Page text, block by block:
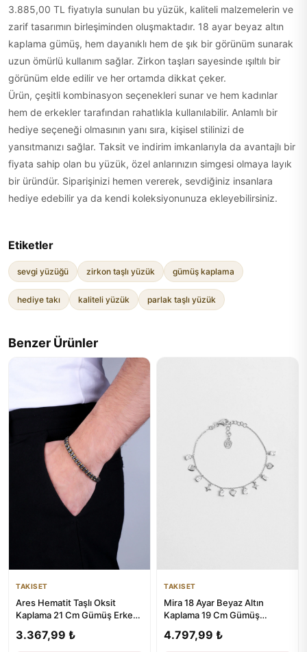
3.885,00 TL fiyatıyla sunulan bu yüzük, kaliteli malzemelerin ve
zarif tasarımın birleşiminden oluşmaktadır. 18 ayar beyaz altın
kaplama gümüş, hem dayanıklı hem de şık bir görünüm sunarak
uzun ömürlü kullanım sağlar. Zirkon taşları sayesinde ışıltılı bir
görünüm elde edilir ve her ortamda dikkat çeker.
Ürün, çeşitli kombinasyon seçenekleri sunar ve hem kadınlar
hem de erkekler tarafından rahatlıkla kullanılabilir. Anlamlı bir
hediye seçeneği olmasının yanı sıra, kişisel stilinizi de
yansıtmanızı sağlar. Taksit ve indirim imkanlarıyla da avantajlı bir
fiyata sahip olan bu yüzük, özel anlarınızın simgesi olmaya layık
bir üründür. Siparişinizi hemen vererek, sevdiğiniz insanlara
hediye edebilir ya da kendi koleksiyonunuza ekleyebilirsiniz.
Etiketler
sevgi yüzüğü zirkon taşlı yüzük gümüş kaplama
hediye takı kaliteli yüzük parlak taşlı yüzük
Benzer Ürünler
TAKISET
Ares Hematit Taşlı Oksit
Kaplama 21 Cm Gümüş Erkek
3.367,99 ₺
TAKISET
Mira 18 Ayar Beyaz Altın
Kaplama 19 Cm Gümüş
4.797,99 ₺